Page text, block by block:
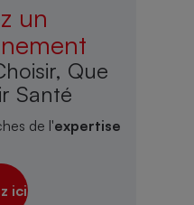
un
Que
Santé
de l'expertise
ici